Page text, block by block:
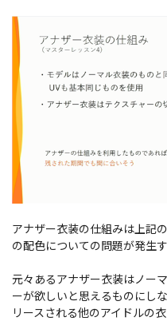
アナザー衣装の仕組みは上記
の配色についての問題が発生す
元々あるアナザー衣装はノー
ーが欲しいと思えるものにし
リースされる他のアイドルの